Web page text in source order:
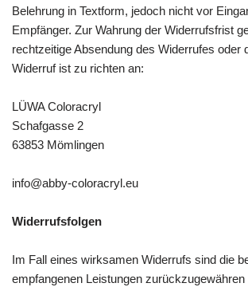
Belehrung in Textform, jedoch nicht vor
Empfänger. Zur Wahrung der Widerrufsfrist
rechtzeitige Absendung des Widerrufes oder
Widerruf ist zu richten an:
LÜWA Coloracryl
Schafgasse 2
63853 Mömlingen
info@abby-coloracryl.eu
Widerrufsfolgen
Im Fall eines wirksamen Widerrufs sind die
empfangenen Leistungen